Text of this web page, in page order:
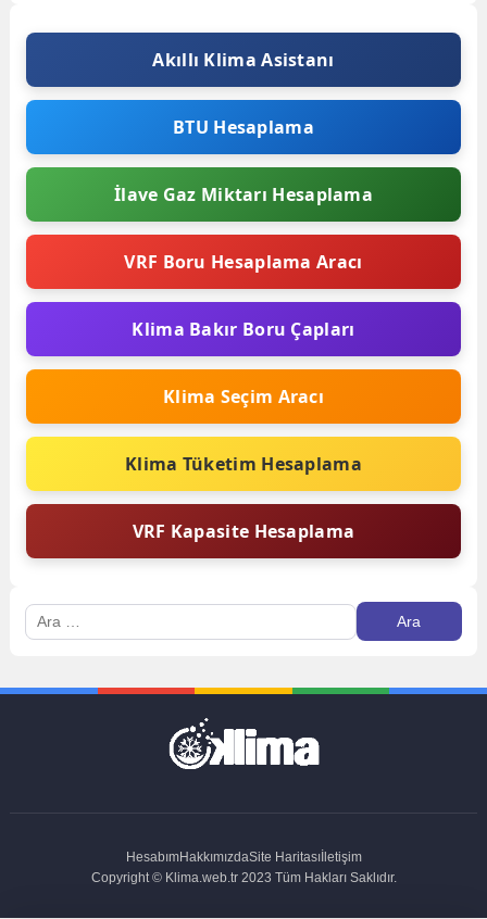
Akıllı Klima Asistanı
BTU Hesaplama
İlave Gaz Miktarı Hesaplama
VRF Boru Hesaplama Aracı
Klima Bakır Boru Çapları
Klima Seçim Aracı
Klima Tüketim Hesaplama
VRF Kapasite Hesaplama
Arama:
HesabımHakkımızdaSite Haritasıİletişim
Copyright © Klima.web.tr 2023 Tüm Hakları Saklıdır.